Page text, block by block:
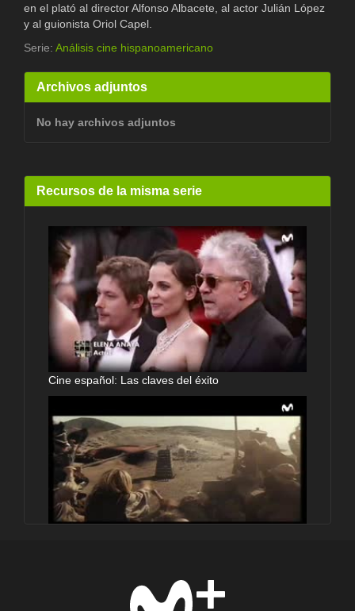
en el plató al director Alfonso Albacete, al actor Julián López
y al guionista Oriol Capel.
Serie: Análisis cine hispanoamericano
Archivos adjuntos
No hay archivos adjuntos
Recursos de la misma serie
Cine español: Las claves del éxito